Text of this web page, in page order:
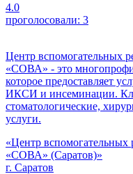
4.0
проголосовали: 3
Центр вспомогательных
«СОВА» - это
которое предоставляет
ИКСИ и инсеминации.
стоматологические,
услуги.
«Центр вспомогательных
«СОВА» (Саратов)»
г. Саратов